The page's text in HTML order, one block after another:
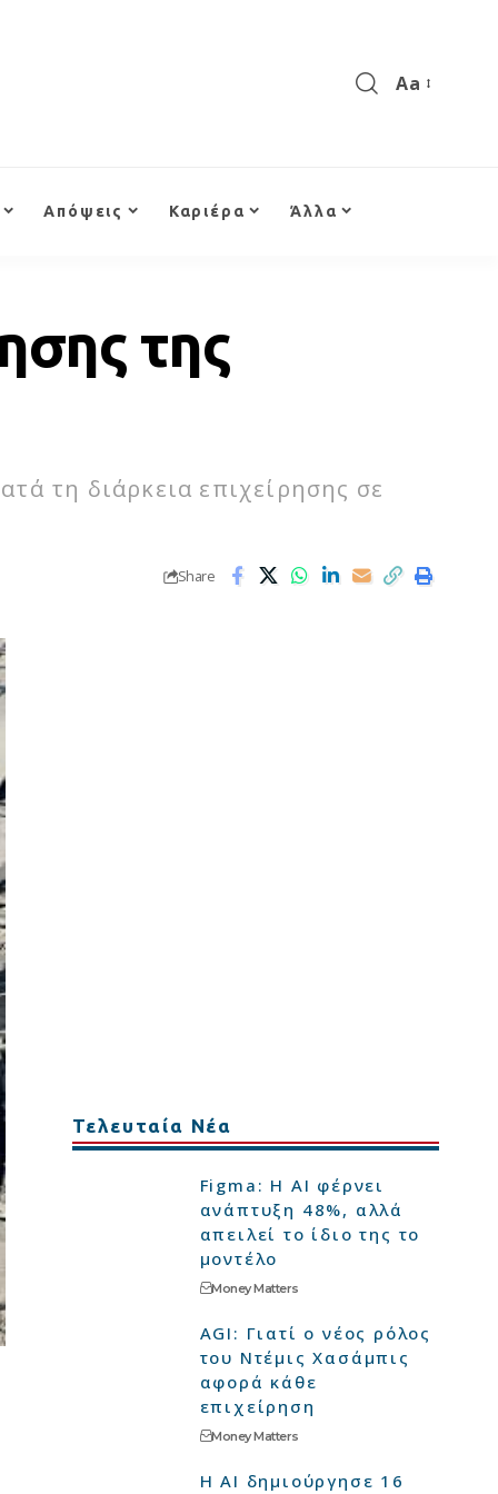
Aa
Απόψεις Καριέρα Άλλα
της
τη διάρκεια επιχείρησης σε
Share
Τελευταία Νέα
Figma: Η AI φέρνει
ανάπτυξη 48%, αλλά
απειλεί το ίδιο της το
μοντέλο
Money Matters
AGI: Γιατί ο νέος ρόλος
του Ντέμις Χασάμπις
αφορά κάθε
επιχείρηση
Money Matters
Η AI δημιούργησε 16